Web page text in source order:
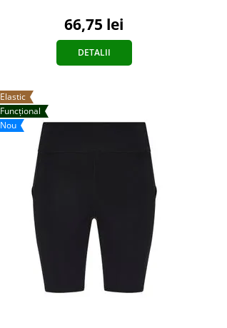
66,75 lei
DETALII
Elastic
Funcțional
Nou